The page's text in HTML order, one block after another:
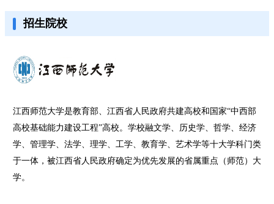
招生院校
江西师范大学是教育部、江西省人民政府共建高校和国家“中西部
高校基础能力建设工程”高校。学校融文学、历史学、哲学、经济
学、管理学、法学、理学、工学、教育学、艺术学等十大学科门类
于一体，被江西省人民政府确定为优先发展的省属重点（师范）大
学。